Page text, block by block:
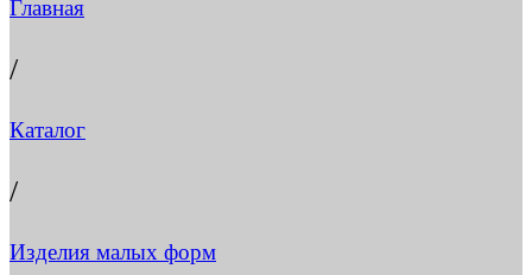
Главная
/
Каталог
/
Изделия малых форм